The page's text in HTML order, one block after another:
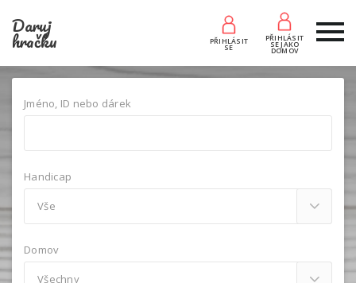
Daruj
hračku PŘIHLÁSIT
SE
PŘIHLÁSIT
SE JAKO
DOMOV
Jméno, ID nebo dárek
Handicap
Domov